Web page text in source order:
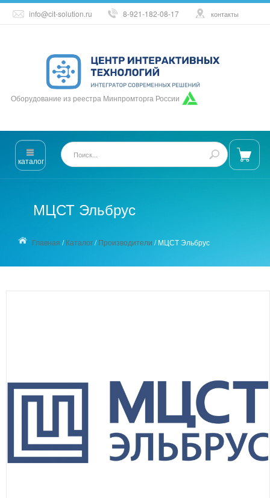
info@cit-solution.ru 8-921-182-08-17 контакты
Оборудование из реестра Минпромторга России
каталог
МЦСТ Эльбрус
Главная /Каталог/Производители /МЦСТ Эльбрус